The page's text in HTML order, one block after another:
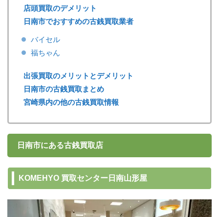
店頭買取のデメリット
日南市でおすすめの古銭買取業者
バイセル
福ちゃん
出張買取のメリットとデメリット
日南市の古銭買取まとめ
宮崎県内の他の古銭買取情報
日南市にある古銭買取店
KOMEHYO 買取センター日南山形屋